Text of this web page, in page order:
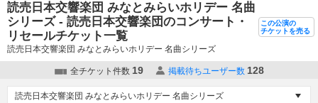
読売日本交響楽団 みなとみらいホリデー 名曲
シリーズ - 読売日本交響楽団のコンサート・
リセールチケット一覧
読売日本交響楽団 みなとみらいホリデー 名曲シリーズ
この公演の
チケットを売る
全チケット件数 19 掲載待ちユーザー数 128